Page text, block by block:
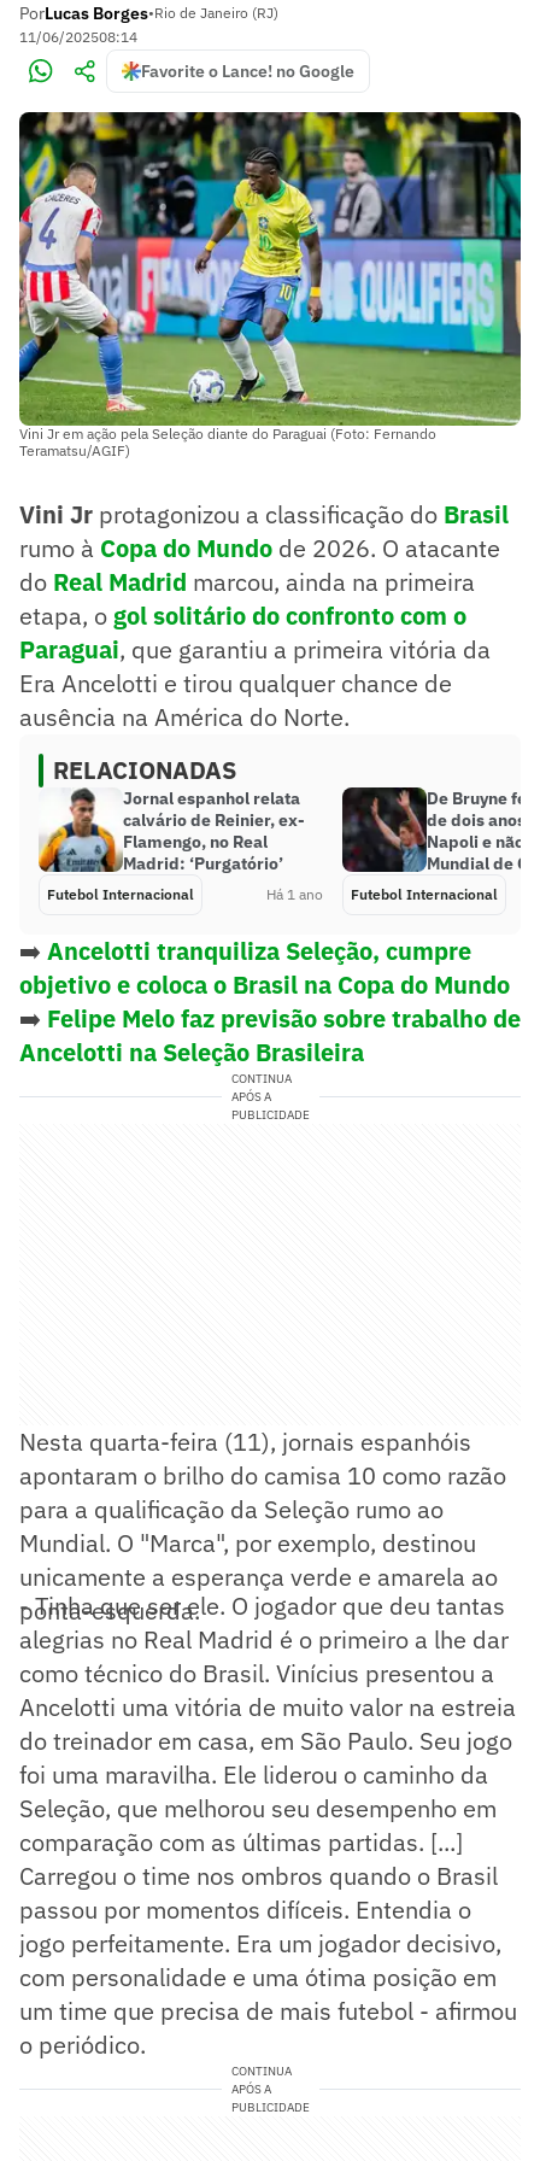
PorLucas Borges•Rio de Janeiro (RJ)
11/06/202508:14
Favorite o Lance! no Google
Vini Jr em ação pela Seleção diante do Paraguai (Foto: Fernando
Teramatsu/AGIF)
Vini Jr protagonizou a classificação do Brasil
rumo à Copa do Mundo de 2026. O atacante
do Real Madrid marcou, ainda na primeira
etapa, o gol solitário do confronto com o
Paraguai, que garantiu a primeira vitória da
Era Ancelotti e tirou qualquer chance de
ausência na América do Norte.
RELACIONADAS
Jornal espanhol relata
calvário de Reinier, ex-
Flamengo, no Real
Madrid: ‘Purgatório’
Futebol Internacional Há 1 ano
De Bruyne
de dois anos
Napoli e não
Mundial de
Futebol Internacional
➡️ Ancelotti tranquiliza Seleção, cumpre
objetivo e coloca o Brasil na Copa do Mundo
➡️ Felipe Melo faz previsão sobre trabalho de
Ancelotti na Seleção Brasileira
CONTINUA
APÓS A
PUBLICIDADE
Nesta quarta-feira (11), jornais espanhóis
apontaram o brilho do camisa 10 como razão
para a qualificação da Seleção rumo ao
Mundial. O "Marca", por exemplo, destinou
unicamente a esperança verde e amarela ao
ponta-esquerda.
- Tinha que ser ele. O jogador que deu tantas
alegrias no Real Madrid é o primeiro a lhe dar
como técnico do Brasil. Vinícius presentou a
Ancelotti uma vitória de muito valor na estreia
do treinador em casa, em São Paulo. Seu jogo
foi uma maravilha. Ele liderou o caminho da
Seleção, que melhorou seu desempenho em
comparação com as últimas partidas. [...]
Carregou o time nos ombros quando o Brasil
passou por momentos difíceis. Entendia o
jogo perfeitamente. Era um jogador decisivo,
com personalidade e uma ótima posição em
um time que precisa de mais futebol - afirmou
o periódico.
CONTINUA
APÓS A
PUBLICIDADE